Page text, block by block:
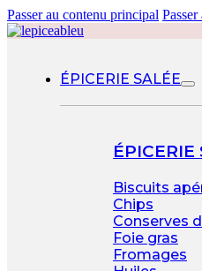
Passer au contenu principal
ÉPICERIE SALÉE
ÉPICERIE
Biscuits
Chips
Conserves
Foie gras
Fromages